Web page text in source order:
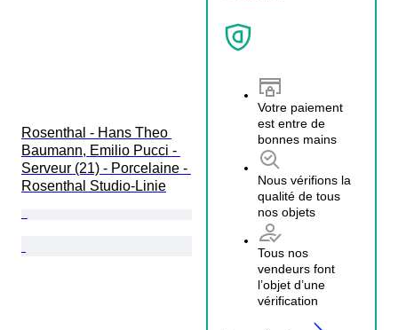
Votre paiement
est entre de
bonnes mains
Nous vérifions la
qualité de tous
nos objets
Tous nos
vendeurs font
l’objet d’une
vérification
Rosenthal - Hans Theo
Baumann, Emilio Pucci -
Serveur (21) - Porcelaine -
Rosenthal Studio-Linie